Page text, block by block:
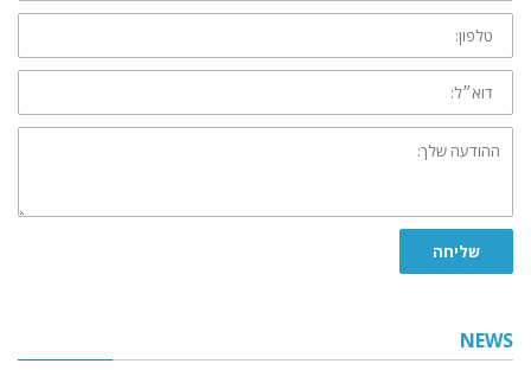
טלפון:
דוא״ל:
ההודעה
שלך:
שליחה
NEWS